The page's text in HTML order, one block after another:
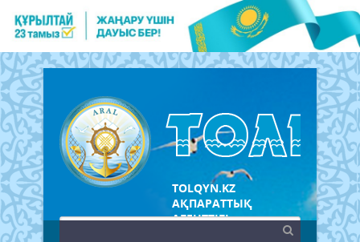
TOLQYN.KZ
АҚПАРАТТЫҚ
АГЕНТТІГІ